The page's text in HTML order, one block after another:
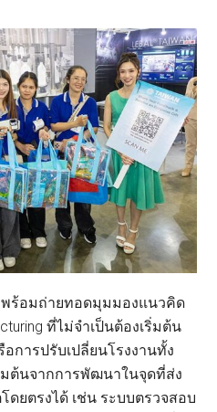
พร้อมถ่ายทอดมุมมองแนวคิด
ที่ไม่จำเป็นต้องเริ่มต้น
การปรับเปลี่ยนโรงงานทั้ง
มต้นจากการพัฒนาในจุดที่ส่ง
ยตรงได้ เช่น ระบบตรวจสอบ